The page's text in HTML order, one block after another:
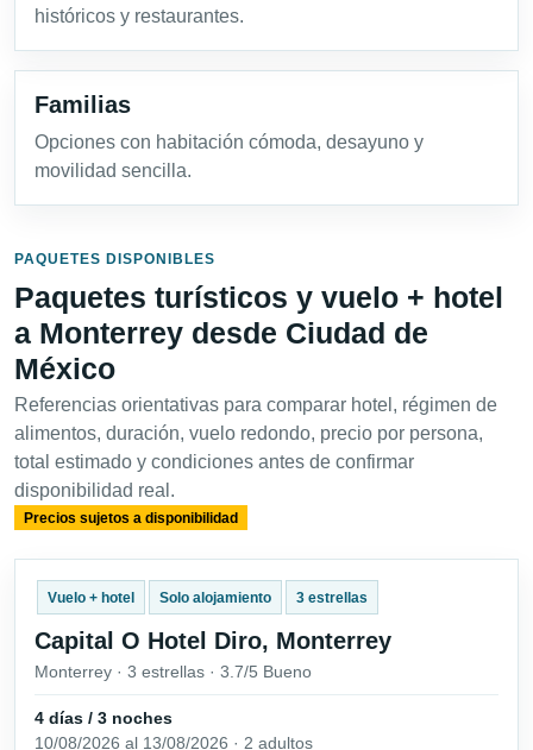
históricos y restaurantes.
Familias
Opciones con habitación cómoda, desayuno y
movilidad sencilla.
PAQUETES DISPONIBLES
Paquetes turísticos y vuelo + hotel
a Monterrey desde Ciudad de
México
Referencias orientativas para comparar hotel, régimen de
alimentos, duración, vuelo redondo, precio por persona,
total estimado y condiciones antes de confirmar
disponibilidad real.
Precios sujetos a disponibilidad
Vuelo + hotel Solo alojamiento 3 estrellas
Capital O Hotel Diro, Monterrey
Monterrey · 3 estrellas · 3.7/5 Bueno
4 días / 3 noches
10/08/2026 al 13/08/2026 · 2 adultos